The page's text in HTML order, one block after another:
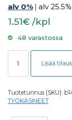
alv 0% | alv 25.5%
1.51€ /kpl
48 varastossa
Guide 548 puuvilla
Lisää
Tuotetunnus (SKU):
TYÖKÄSINEET